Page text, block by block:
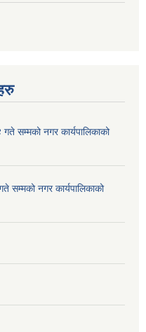
सम्मको नगर कार्यपालिकाको
नगर कार्यपालिकाको